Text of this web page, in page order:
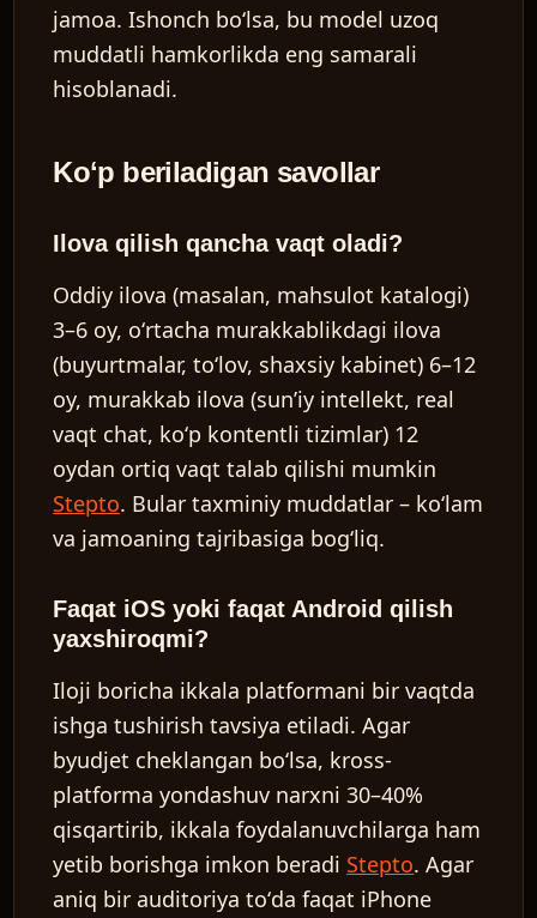
jamoa. Ishonch boʻlsa, bu model uzoq
muddatli hamkorlikda eng samarali
hisoblanadi.
Koʻp beriladigan savollar
Ilova qilish qancha vaqt oladi?
Oddiy ilova (masalan, mahsulot katalogi)
3–6 oy, oʻrtacha murakkablikdagi ilova
(buyurtmalar, toʻlov, shaxsiy kabinet) 6–12
oy, murakkab ilova (sunʼiy intellekt, real
vaqt chat, koʻp kontentli tizimlar) 12
oydan ortiq vaqt talab qilishi mumkin
Stepto. Bular taxminiy muddatlar – koʻlam
va jamoaning tajribasiga bogʻliq.
Faqat iOS yoki faqat Android qilish
yaxshiroqmi?
Iloji boricha ikkala platformani bir vaqtda
ishga tushirish tavsiya etiladi. Agar
byudjet cheklangan boʻlsa, kross-
platforma yondashuv narxni 30–40%
qisqartirib, ikkala foydalanuvchilarga ham
yetib borishga imkon beradi Stepto. Agar
aniq bir auditoriya toʻda faqat iPhone